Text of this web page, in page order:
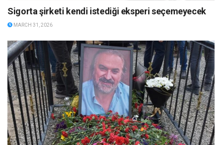
Sigorta şirketi kendi istediği eksperi seçemeyecek
MARCH 31, 2026